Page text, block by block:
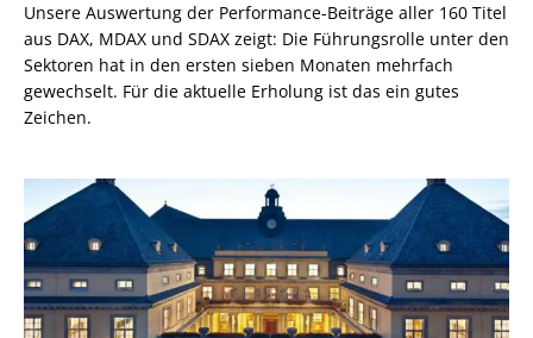
Unsere Auswertung der Performance-Beiträge aller 160 Titel
aus DAX, MDAX und SDAX zeigt: Die Führungsrolle unter den
Sektoren hat in den ersten sieben Monaten mehrfach
gewechselt. Für die aktuelle Erholung ist das ein gutes
Zeichen.